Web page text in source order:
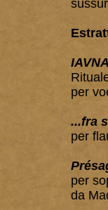
per
...fra
per
per
da